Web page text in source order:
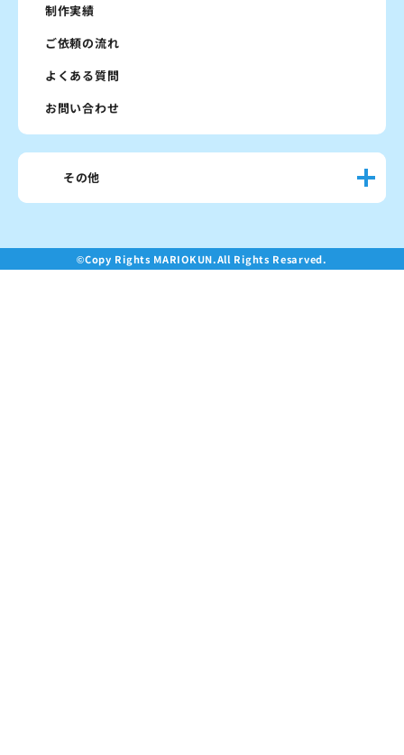
制作実績
ご依頼の流れ
よくある質問
お問い合わせ
その他
©Copy Rights MARIOKUN.All Rights Resarved.